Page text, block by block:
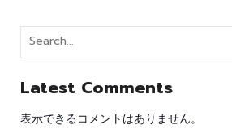
Latest Comments
表示できるコメントはありません。